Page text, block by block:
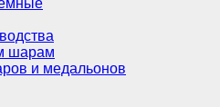
шарам
и медальонов